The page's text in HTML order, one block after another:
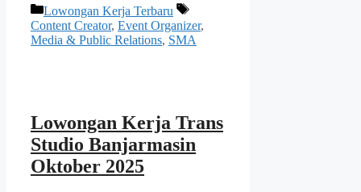
Kategori
Lowongan Kerja Terbaru
Tag
Content Creator, Event Organizer,
Media & Public Relations, SMA
Lowongan Kerja Trans
Studio Banjarmasin
Oktober 2025